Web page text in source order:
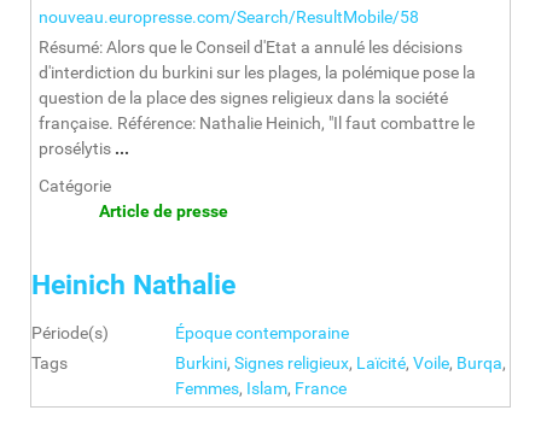
nouveau.europresse.com/Search/ResultMobile/58
Résumé: Alors que le Conseil d'Etat a annulé les décisions
d'interdiction du burkini sur les plages, la polémique pose la
question de la place des signes religieux dans la société
française. Référence: Nathalie Heinich, "Il faut combattre le
prosélytis ...
Catégorie
Article de presse
Heinich Nathalie
Période(s)
Époque contemporaine
Tags
Burkini, Signes religieux, Laïcité, Voile, Burqa,
Femmes, Islam, France